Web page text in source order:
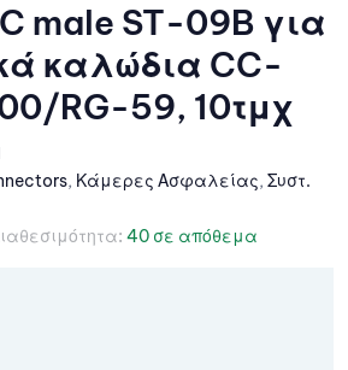
male ST-09B για
καλώδια CC-
RG-59, 10τμχ
, Κάμερες Ασφαλείας, Συστ.
40 σε απόθεμα